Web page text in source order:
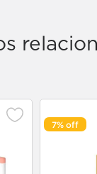
7%